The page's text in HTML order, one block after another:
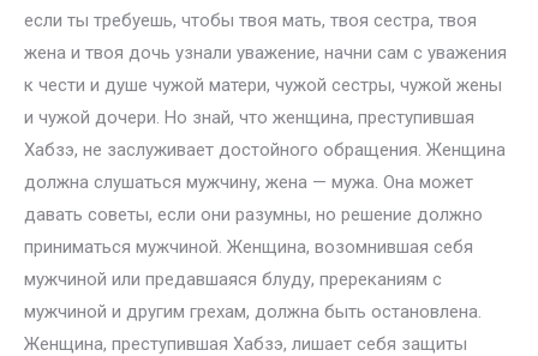
если ты требуешь, чтобы твоя мать, твоя сестра, твоя
жена и твоя дочь узнали уважение, начни сам с уважения
к чести и душе чужой матери, чужой сестры, чужой жены
и чужой дочери. Но знай, что женщина, преступившая
Хабзэ, не заслуживает достойного обращения. Женщина
должна слушаться мужчину, жена — мужа. Она может
давать советы, если они разумны, но решение должно
приниматься мужчиной. Женщина, возомнившая себя
мужчиной или предавшаяся блуду, пререканиям с
мужчиной и другим грехам, должна быть остановлена.
Женщина, преступившая Хабзэ, лишает себя защиты